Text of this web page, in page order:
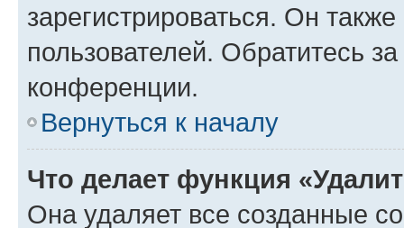
зарегистрироваться. Он
пользователей. Обратитесь
конференции.
Вернуться к началу
Что делает функция
Она удаляет все созданные